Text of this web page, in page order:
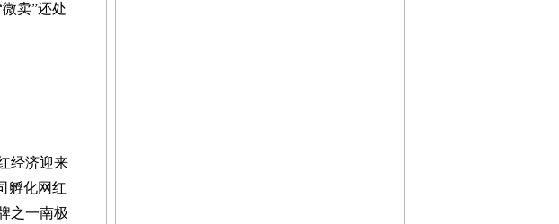
卖”还处
经济迎来
孵化网红
之一南极